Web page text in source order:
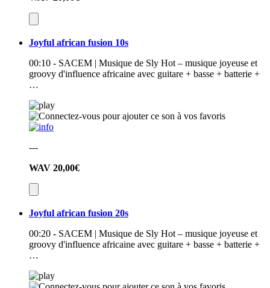
Joyful african fusion 10s
00:10 - SACEM | Musique de Sly Hot – musique joyeuse et
groovy d'influence africaine avec guitare + basse + batterie +
…
---
WAV 20,00€
Joyful african fusion 20s
00:20 - SACEM | Musique de Sly Hot – musique joyeuse et
groovy d'influence africaine avec guitare + basse + batterie +
…